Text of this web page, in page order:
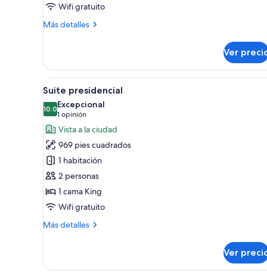
Wifi gratuito
Más detalles
Más
triple
clásica
Ver
Abrir
todas
las
fotos
de
Suite
presidencial
Una habitación de hotel
11
Suite presidencial
10.010.0 de 10
Excepcional
1 opinión
(1
opinión)
Vista a la ciudad
969 pies cuadrados
1 habitación
2 personas
1 cama King
Wifi gratuito
Más detalles
Más
presidencial
Ver